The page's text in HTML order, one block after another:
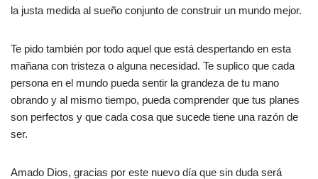
la justa medida al sueño conjunto de construir un mundo mejor.
Te pido también por todo aquel que está despertando en esta
mañana con tristeza o alguna necesidad. Te suplico que cada
persona en el mundo pueda sentir la grandeza de tu mano
obrando y al mismo tiempo, pueda comprender que tus planes
son perfectos y que cada cosa que sucede tiene una razón de
ser.
Amado Dios, gracias por este nuevo día que sin duda será